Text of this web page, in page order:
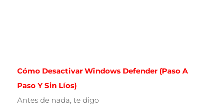
Cómo Desactivar Windows Defender (paso A
Paso Y Sin Líos)
Antes de nada, te digo